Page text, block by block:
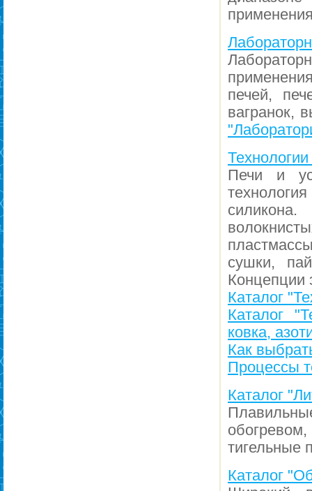
печей,
вагранок,
Печи и
силикона.
сушки,
Концепции
Каталог
Каталог
ковка,
Как
Процессы
Каталог
тигельные
Каталог